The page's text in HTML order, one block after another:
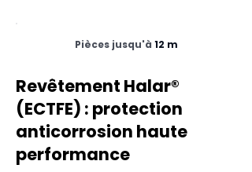
Pièces jusqu'à 12 m
Revêtement Halar®
(ECTFE) : protection
anticorrosion haute
performance